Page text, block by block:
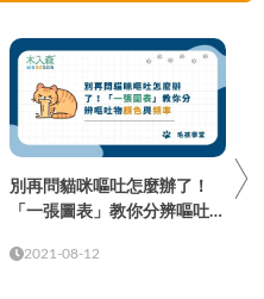
別再問貓咪嘔吐怎麼辦了！
「一張圖表」教你分辨嘔吐物
2021-08-12